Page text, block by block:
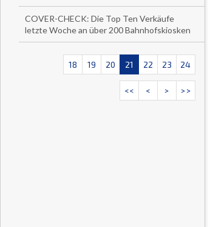
COVER-CHECK: Die Top Ten Verkäufe
letzte Woche an über 200 Bahnhofskiosken
18 19 20 21 22 23 24
<< < > >>